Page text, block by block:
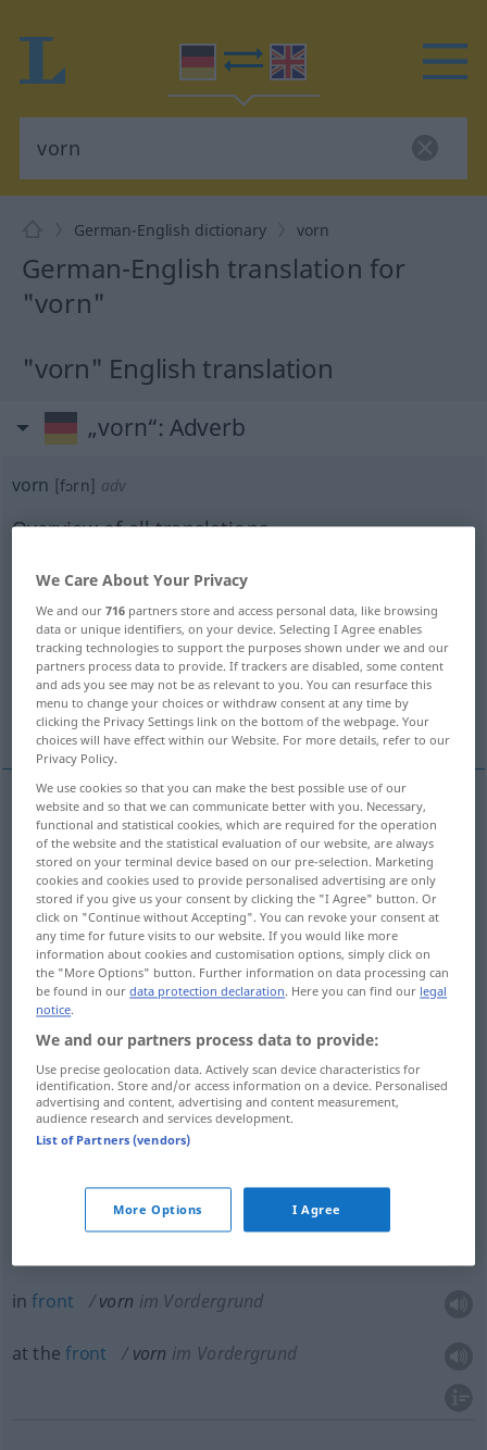
German-English dictionary vorn
German-English translation for
"vorn"
"vorn" English translation
„vorn“: Adverb
vorn [fɔrn] adv
Overview of all translations
at the front, in front in front, ahead
in the foreground, in front, at the front
at the beginning More examples...
at thefront vornan der Vorderseite, an der
Spitze
front vornan der Vorderseite, an der Spitze
vorn → see „hinten “
front vornvom Sprechenden aus gesehen
ahead vornvom Sprechenden aus gesehen
infront vorn im Vordergrund
at the front vorn im Vordergrund
We Care About Your Privacy
We and our716 partners store and access personal data, like browsing
data or unique identifiers, on your device. Selecting I Agree enables
tracking technologies to support the purposes shown under we and our
partners process data to provide. If trackers are disabled, some content
and ads you see may not be as relevant to you. You can resurface this
menu to change your choices or withdraw consent at any time by
clicking the Privacy Settings link on the bottom of the webpage. Your
choices will have effect within our Website. For more details, refer to our
Privacy Policy.
We use cookies so that you can make the best possible use of our
website and so that we can communicate better with you. Necessary,
functional and statistical cookies, which are required for the operation
of the website and the statistical evaluation of our website, are always
stored on your terminal device based on our pre-selection. Marketing
cookies and cookies used to provide personalised advertising are only
stored if you give us your consent by clicking the "I Agree" button. Or
click on "Continue without Accepting". You can revoke your consent at
any time for future visits to our website. If you would like more
information about cookies and customisation options, simply click on
the "More Options" button. Further information on data processing can
be found in ourdata protection declaration. Here you can find our legal
notice.
We and our partners process data to provide:
Use precise geolocation data. Actively scan device characteristics for
identification. Store and/or access information on a device. Personalised
advertising and content, advertising and content measurement,
audience research and services development.
List of Partners (vendors)
More Options I Agree